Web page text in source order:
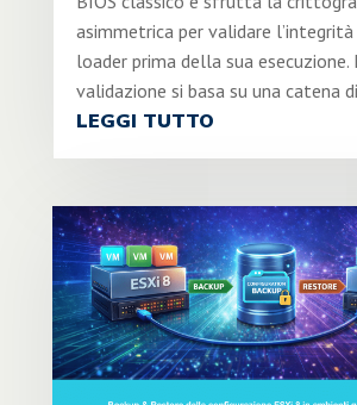
asimmetrica per validare
loader prima della sua
validazione si basa su una catena
LEGGI TUTTO